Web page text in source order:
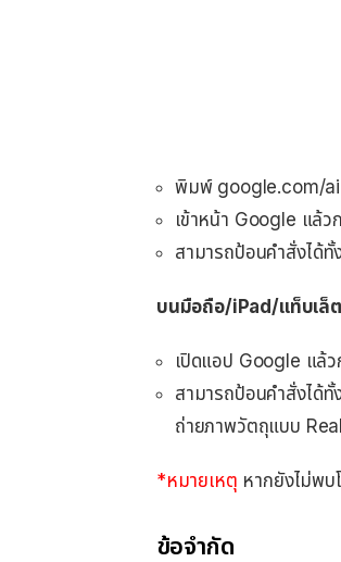
พิมพ์ google.com/ai
เข้าหน้า Google แล้
สามารถป้อนคำสั่งได้
บนมือถือ/iPad/แท็บเล็ต
เปิดแอป Google แล้
สามารถป้อนคำสั่งได้
ถ่ายภาพวัตถุแบบ
*หมายเหตุ หากยังไม่พ
ข้อจำกัด